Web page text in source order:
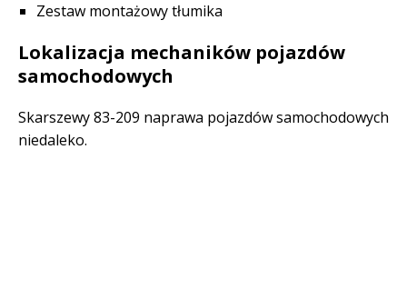
Zestaw montażowy tłumika
Lokalizacja mechaników pojazdów
samochodowych
Skarszewy 83-209 naprawa pojazdów samochodowych
niedaleko.